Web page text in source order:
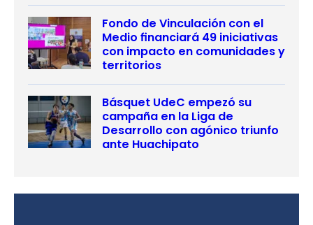
Fondo de Vinculación con el
Medio financiará 49 iniciativas
con impacto en comunidades y
territorios
Básquet UdeC empezó su
campaña en la Liga de
Desarrollo con agónico triunfo
ante Huachipato